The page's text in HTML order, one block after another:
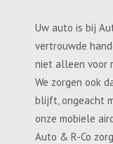
Uw auto is bij
vertrouwde
niet alleen voor
We zorgen ook
blijft, ongeacht
onze mobiele
Auto & R-Co